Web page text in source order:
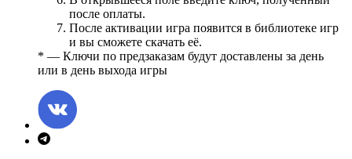
после оплаты.
После активации игра появится в библиотеке игр
и вы сможете скачать её.
* — Ключи по предзаказам будут доставлены за день
или в день выхода игры